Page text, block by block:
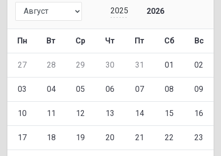
2025 2026
Пн Вт Ср Чт Пт Сб Вс
27 28 29 30 31 01 02
03 04 05 06 07 08 09
10 11 12 13 14 15 16
17 18 19 20 21 22 23